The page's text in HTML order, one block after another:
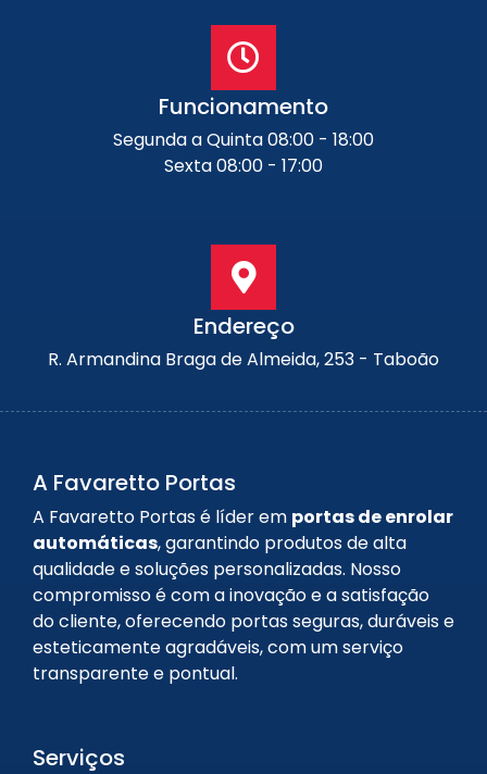
Funcionamento
Segunda a Quinta 08:00 - 18:00
Sexta 08:00 - 17:00
Endereço
R. Armandina Braga de Almeida, 253 - Taboão
A Favaretto Portas
A Favaretto Portas é líder em portas de enrolar
automáticas, garantindo produtos de alta
qualidade e soluções personalizadas. Nosso
compromisso é com a inovação e a satisfação
do cliente, oferecendo portas seguras, duráveis e
esteticamente agradáveis, com um serviço
transparente e pontual.
Serviços